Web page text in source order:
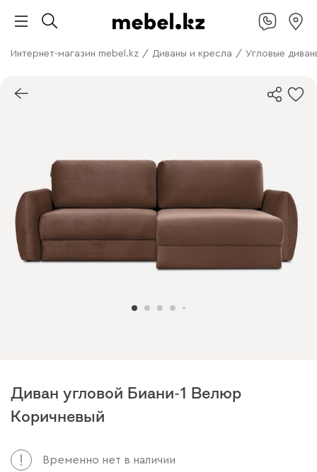
Интернет-магазин mebel.kz / Диваны и кресла / Угловые
Диван угловой Биани-1 Велюр
Коричневый
Временно нет в наличии